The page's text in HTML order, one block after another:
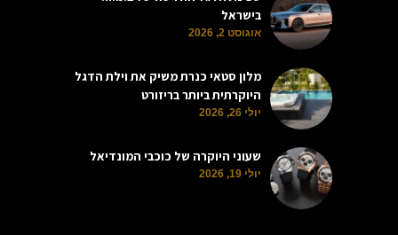
בישראל
אוגוסט 2, 2026
מלון סטאי כנרת משיק את וילת הדגל
היוקרתית ביותר בריזורט
יולי 26, 2026
שעוני היוקרה של כוכבי המונדיאל
יולי 19, 2026